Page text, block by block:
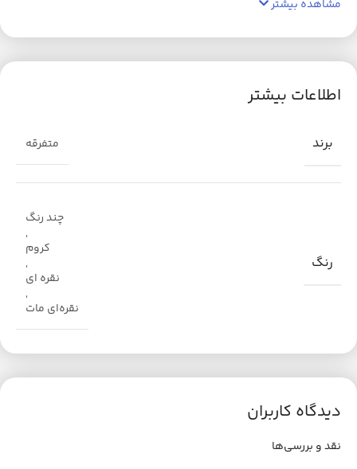
مشاهده بیشتر
اطلاعات بیشتر
برند متفرقه
رنگ
چند رنگ
,
کروم
,
نقره ای
,
نقره‌ای مات
دیدگاه کاربران
نقد و بررسی‌ها